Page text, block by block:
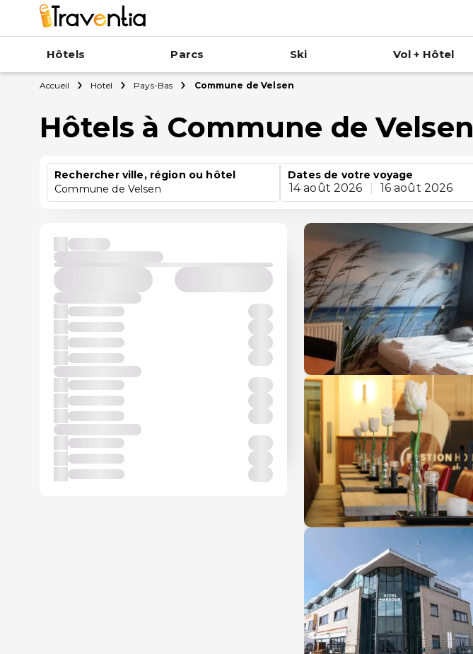
Hôtels Parcs Ski Vol + Hôtel
Accueil Hotel Pays-Bas Commune de Velsen
Hôtels à Commune de Velsen
Rechercher ville, région ou hôtel
Commune de Velsen
Dates de votre voyage
14 août 2026 16 août 2026